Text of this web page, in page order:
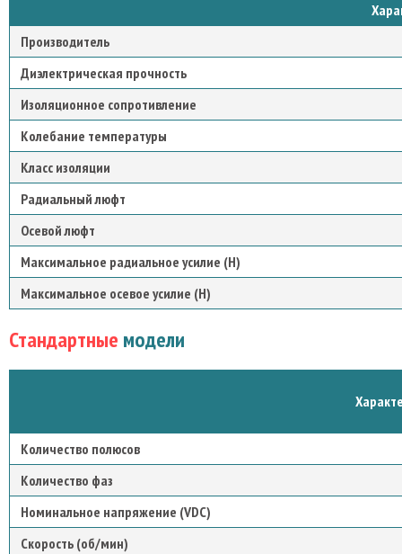
Производитель
Диэлектрическая прочность
Изоляционное сопротивление
Колебание температуры
Класс изоляции
Радиальный люфт
Осевой люфт
Максимальное радиальное усилие (Н)
Максимальное осевое усилие (Н)
Стандартные модели
Количество полюсов
Количество фаз
Номинальное напряжение (VDC)
Скорость (об/мин)